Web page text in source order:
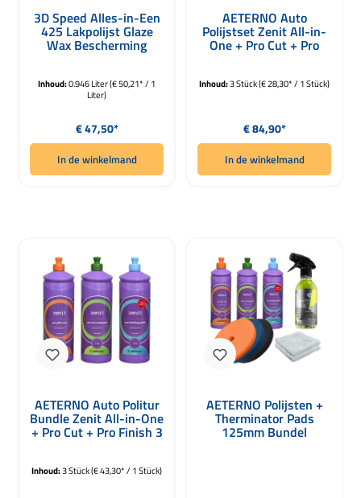
Gemiddelde waardering van 5 van 5 sterren
3D Speed Alles-in-Een
425 Lakpolijst Glaze
Wax Bescherming
Inhoud:0.946 Liter(€ 50,21* / 1
Liter)
Normale prijs:
€ 47,50*
In de winkelmand
AETERNO Auto
Polijstset Zenit All-in-
One + Pro Cut + Pro
Inhoud:3 Stück(€ 28,30* / 1 Stück)
Normale prijs:
€ 84,90*
In de winkelmand
AETERNO Auto Politur
Bundle Zenit All-in-One
+ Pro Cut + Pro Finish 3
Inhoud:3 Stück(€ 43,30* / 1 Stück)
AETERNO Polijsten +
Therminator Pads
125mm Bundel